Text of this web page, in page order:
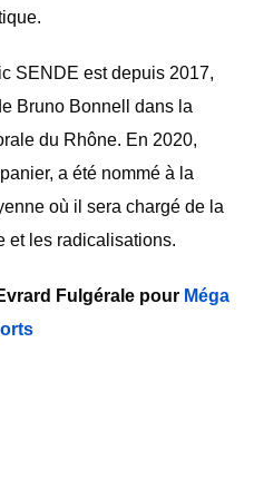
SENDE est depuis 2017,
Bruno Bonnell dans la
du Rhône. En 2020,
a été nommé à la
où il sera chargé de la
et les radicalisations.
Fulgérale pour Méga